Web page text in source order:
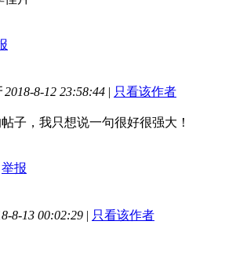
2018-8-12 23:58:44 | 只看该作者
子，我只想说一句很好很强大！
举报
8-13 00:02:29 | 只看该作者